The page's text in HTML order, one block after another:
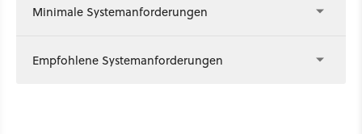
Minimale Systemanforderungen
Empfohlene Systemanforderungen